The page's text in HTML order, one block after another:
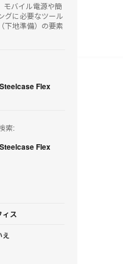
モバイル電源や簡
グに必要なツール
下地準備）の要素
Steelcase Flex
索:
Steelcase Flex
ィス
え